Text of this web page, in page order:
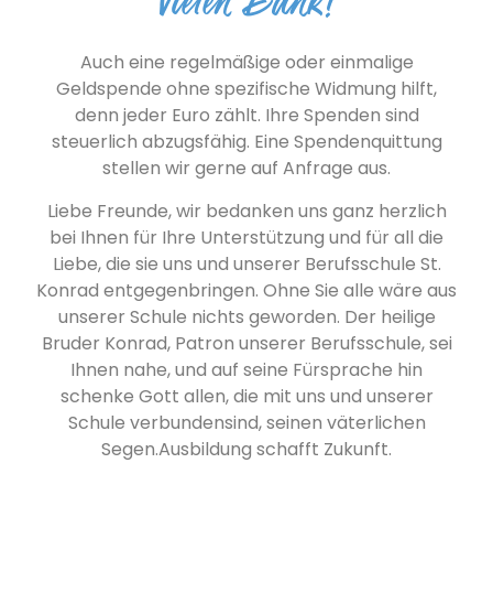
Auch eine regelmäßige oder einmalige
Geldspende ohne spezifische Widmung hilft,
denn jeder Euro zählt. Ihre Spenden sind
steuerlich abzugsfähig. Eine Spendenquittung
stellen wir gerne auf Anfrage aus.
Liebe Freunde, wir bedanken uns ganz herzlich
bei Ihnen für Ihre Unterstützung und für all die
Liebe, die sie uns und unserer Berufsschule St.
Konrad entgegenbringen. Ohne Sie alle wäre aus
unserer Schule nichts geworden. Der heilige
Bruder Konrad, Patron unserer Berufsschule, sei
Ihnen nahe, und auf seine Fürsprache hin
schenke Gott allen, die mit uns und unserer
Schule verbundensind, seinen väterlichen
Segen.Ausbildung schafft Zukunft.